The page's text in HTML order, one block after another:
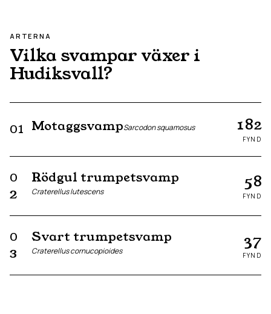
ARTERNA
Vilka svampar växer i
Hudiksvall?
01 MotaggsvampSarcodon squamosus 182
FYND
0
2
Rödgul trumpetsvamp
Craterellus lutescens 58
FYND
0
3
Svart trumpetsvamp
Craterellus cornucopioides 37
FYND